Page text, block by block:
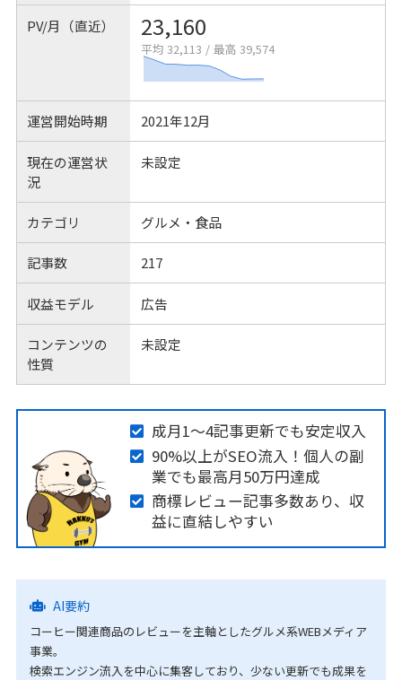
PV/月（直近） 23,160
平均 32,113 / 最高 39,574
運営開始時期 2021年12月
現在の運営状
況
未設定
カテゴリ グルメ・食品
記事数 217
収益モデル 広告
コンテンツの
性質
未設定
成月1〜4記事更新でも安定収入
90%以上がSEO流入！個人の副
業でも最高月50万円達成
商標レビュー記事多数あり、収
益に直結しやすい
AI要約
コーヒー関連商品のレビューを主軸としたグルメ系WEBメディア
事業。
検索エンジン流入を中心に集客しており、少ない更新でも成果を